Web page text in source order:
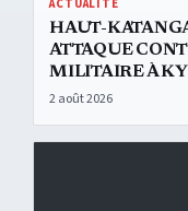
ACTUALITÉ
HAUT-
ATTAQUE
MILITAIRE À
2 août 2026